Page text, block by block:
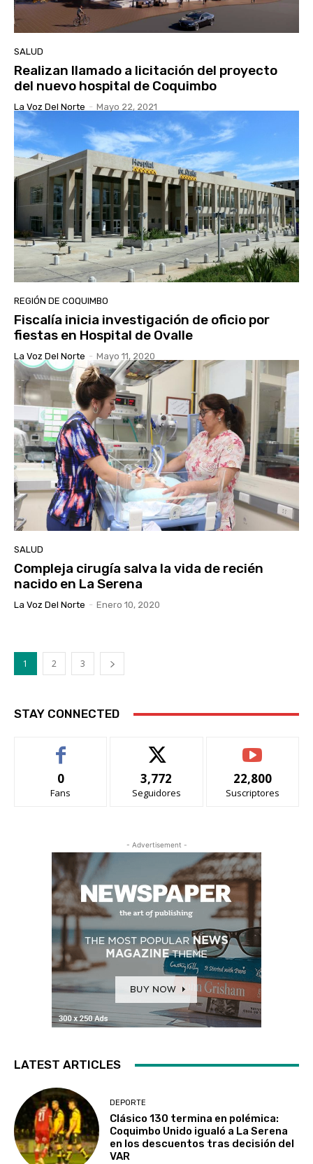
SALUD
Realizan llamado a licitación del proyecto
del nuevo hospital de Coquimbo
La Voz Del Norte - Mayo 22, 2021
REGIÓN DE COQUIMBO
Fiscalía inicia investigación de oficio por
fiestas en Hospital de Ovalle
La Voz Del Norte - Mayo 11, 2020
SALUD
Compleja cirugía salva la vida de recién
nacido en La Serena
La Voz Del Norte - Enero 10, 2020
1 2 3
STAY CONNECTED
0
Fans
3,772
Seguidores
22,800
Suscriptores
- Advertisement -
LATEST ARTICLES
DEPORTE
Clásico 130 termina en polémica:
Coquimbo Unido igualó a La Serena
en los descuentos tras decisión del
VAR